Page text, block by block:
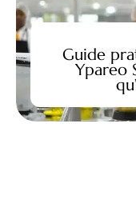
Guide
Ypareo